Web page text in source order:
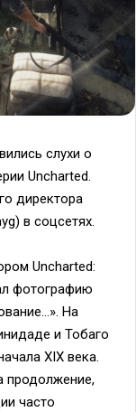
слухи о
Uncharted.
директора
в соцсетях.
Uncharted:
фотографию
На
и Тобаго
XIX века.
продолжение,
часто